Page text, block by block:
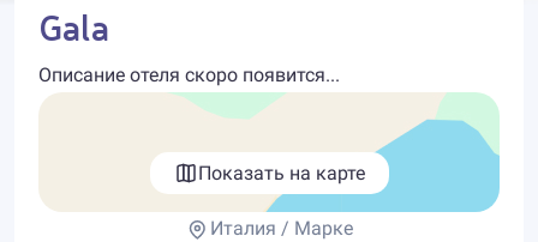
Gala
Описание отеля скоро появится...
Показать на карте
Италия / Марке